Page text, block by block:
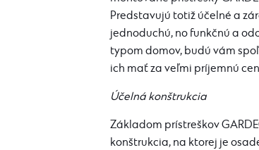
Predstavujú totiž účelné a
jednoduchú, no funkčnú a
typom domov, budú vám
ich mať za veľmi príjemnú
Účelná konštrukcia
Základom prístreškov
konštrukcia, na ktorej je